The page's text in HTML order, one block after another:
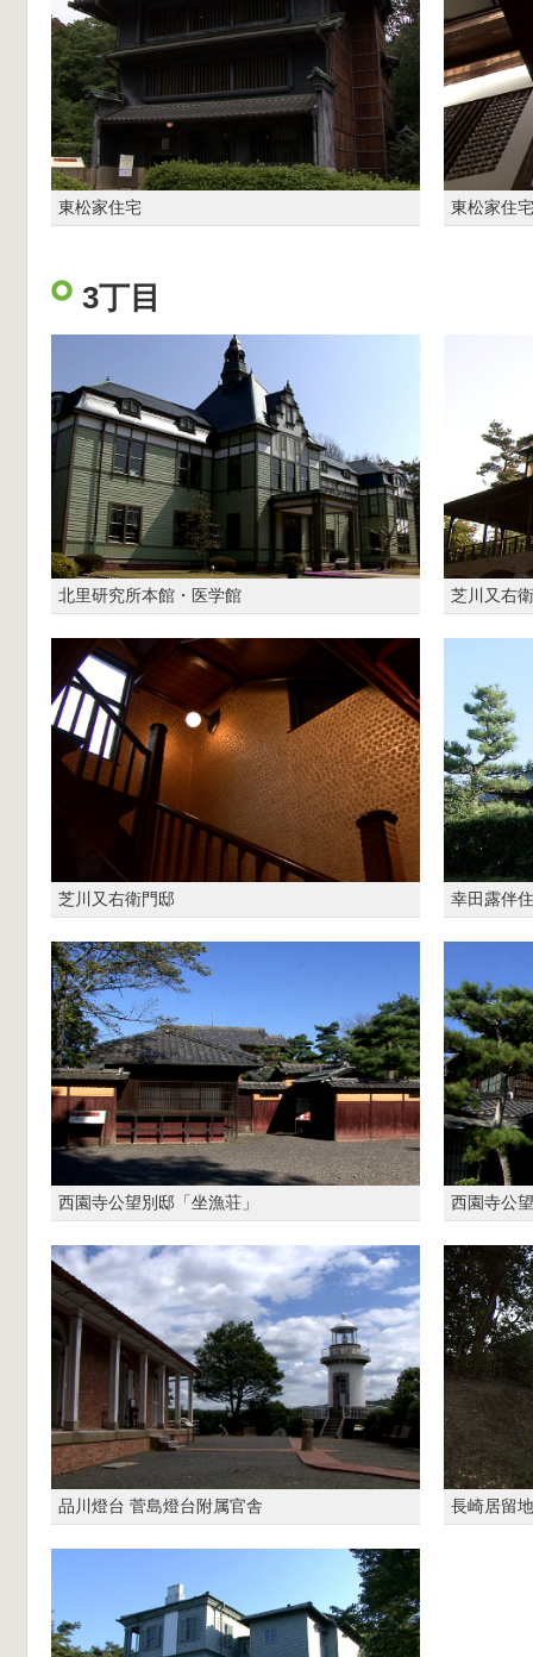
東松家住宅 東松家住
3丁目
北里研究所本館・医学館 芝川又右
芝川又右衛門邸 幸田露伴
西園寺公望別邸「坐漁荘」 西園寺公
品川燈台 菅島燈台附属官舎 長崎居留